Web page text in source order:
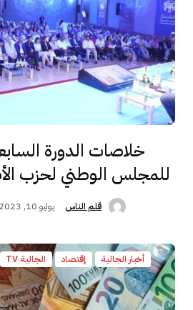
خلاصات الدورة
للمجلس الوطني لحزب
قلم الناس يوليو 10, 2023
أخبار الجالية إقتصاد الجالية TV